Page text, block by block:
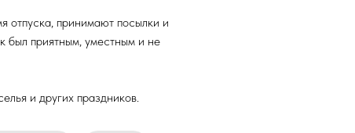
отпуска, принимают посылки и
был приятным, уместным и не
и других праздников.